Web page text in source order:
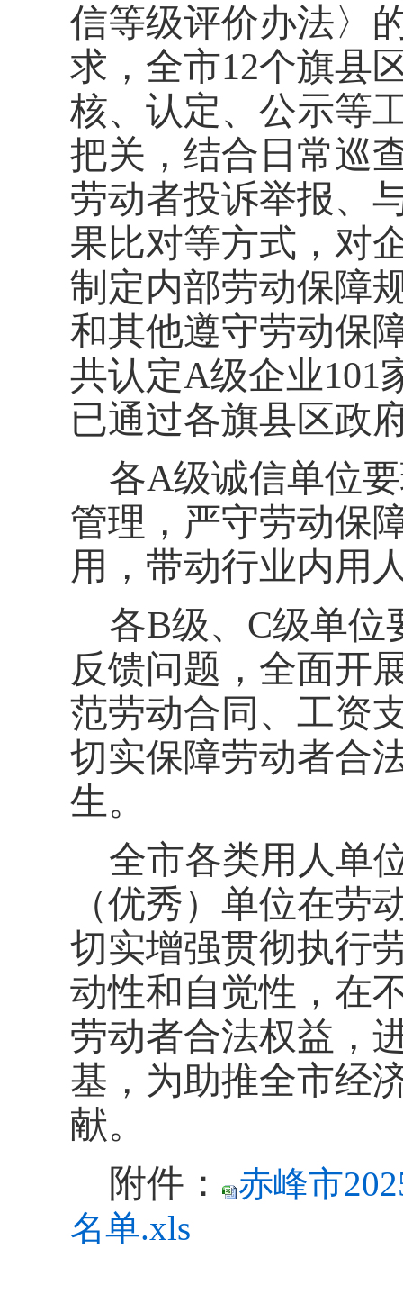
信等级评价办法〉
求 ， 全市12个旗县
核、认定、公示等
把关，结合日常巡
劳动者投诉举报、
果比对等方式，对
制定内部劳动保障
和其他遵守劳动保
共认定A级企业101
已通过各旗县区政
各A级诚信单位
管理，严守劳动保
用，带动行业内用
各B级、C级单位
反馈问题，全面开
范劳动合同、工资
切实保障劳动者合
生。
全市各类用人单
（优秀）单位在劳
切实增强贯彻执行
动性和自觉性，在
劳动者合法权益，
基，为助推全市经
献。
附件：
赤峰市
名单.xls